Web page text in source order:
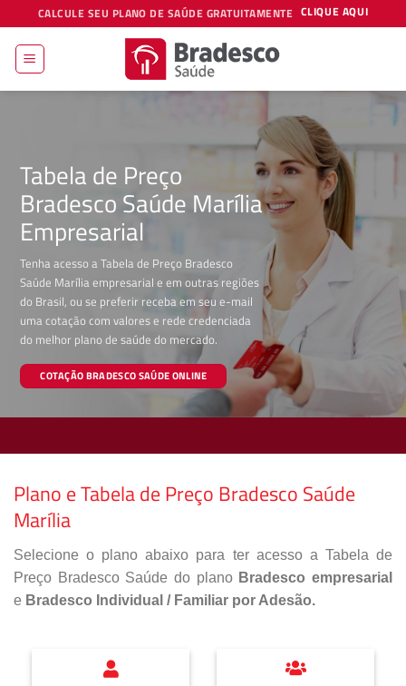
to
content
CALCULE SEU PLANO DE SAÚDE GRATUITAMENTE CLIQUE AQUI
Tabela de Preço
Bradesco Saúde Marília
Empresarial
Tenha acesso a Tabela de Preço Bradesco
Saúde Marília empresarial e em outras regiões
do Brasil, ou se preferir receba em seu e-mail
uma cotação com valores e rede credenciada
do melhor plano de saúde do mercado.
COTAÇÃO BRADESCO SAÚDE ONLINE
Plano e Tabela de Preço Bradesco Saúde
Marília
Selecione o plano abaixo para ter acesso a Tabela de
Preço Bradesco Saúde do plano Bradesco empresarial
e Bradesco Individual / Familiar por Adesão.